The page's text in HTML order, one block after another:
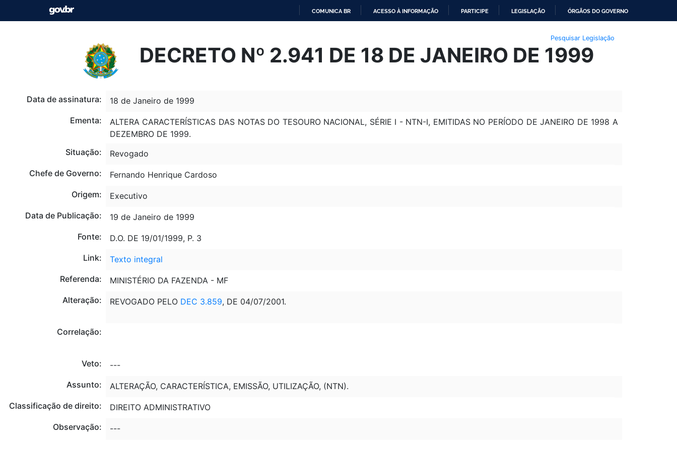
O
CONTEÚDO
COMUNICA BR ACESSO À INFORMAÇÃO PARTICIPE LEGISLAÇÃO ÓRGÃOS DO GOVERNO
Pesquisar Legislação
DECRETO Nº 2.941 DE 18 DE JANEIRO DE 1999
Data de assinatura:
18 de Janeiro de 1999
Ementa:
ALTERA CARACTERÍSTICAS DAS NOTAS DO TESOURO NACIONAL, SÉRIE I - NTN-I, EMITIDAS NO PERÍODO DE JANEIRO DE 1998 A
DEZEMBRO DE 1999.
Situação:
Revogado
Chefe de Governo:
Fernando Henrique Cardoso
Origem:
Executivo
Data de Publicação:
19 de Janeiro de 1999
Fonte:
D.O. DE 19/01/1999, P. 3
Link:
Texto integral
Referenda:
MINISTÉRIO DA FAZENDA - MF
Alteração:
REVOGADO PELO DEC 3.859, DE 04/07/2001.
Correlação:
Veto:
---
Assunto:
ALTERAÇÃO, CARACTERÍSTICA, EMISSÃO, UTILIZAÇÃO, (NTN).
Classificação de direito:
DIREITO ADMINISTRATIVO
Observação:
---